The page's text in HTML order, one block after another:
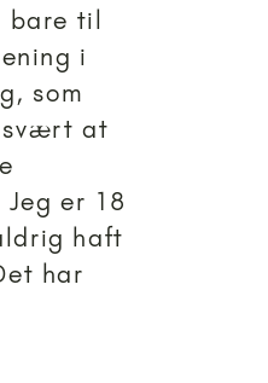
bare til
i
som
svært at
er 18
haft
har